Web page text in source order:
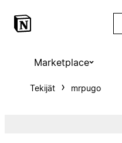
Marketplace
Tekijät mrpugo